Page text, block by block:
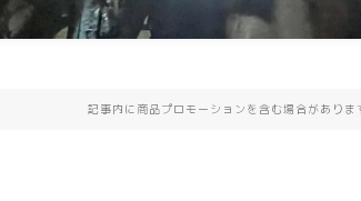
記事内に商品プロモーションを含む場合がありま